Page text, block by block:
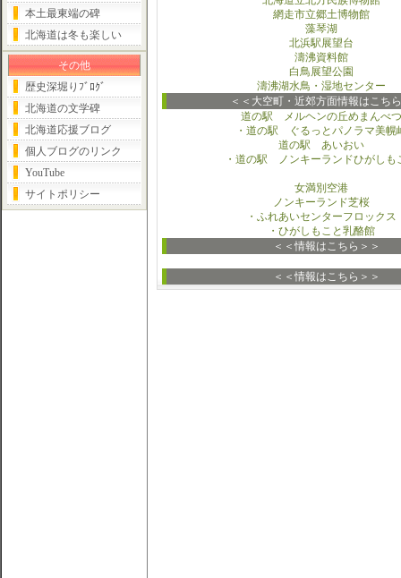
本土最東端の碑
北海道は冬も楽しい
その他
歴史深堀りﾌﾞﾛｸﾞ
北海道の文学碑
北海道応援ブログ
個人ブログのリンク
YouTube
サイトポリシー
網走市立郷土博物館
藻琴湖
北浜駅展望台
濤沸資料館
白鳥展望公園
濤沸湖水鳥・湿地センター
＜＜大空町・近郊方面情報はこち
道の駅 メルヘンの丘めまんべつ
・道の駅 ぐるっとパノラマ美幌
道の駅 あいおい
・道の駅 ノンキーランドひがしも
女満別空港
ノンキーランド芝桜
・ふれあいセンターフロックス
・ひがしもこと乳酪館
＜＜情報はこちら＞＞
＜＜情報はこちら＞＞